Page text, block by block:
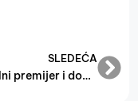
SLEDEĆA
Federalni premijer i dopremijeri razgovarali sa sindikatima o fiskalnoj reformi